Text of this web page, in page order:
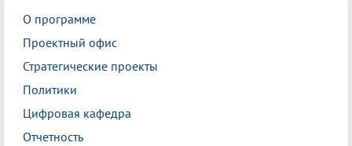
О программе
Проектный офис
Стратегические проекты
Политики
Цифровая кафедра
Отчетность